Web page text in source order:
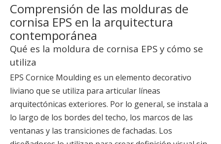
Comprensión de las molduras de
cornisa EPS en la arquitectura
contemporánea
Qué es la moldura de cornisa EPS y cómo se
utiliza
EPS Cornice Moulding es un elemento decorativo
liviano que se utiliza para articular líneas
arquitectónicas exteriores. Por lo general, se instala a
lo largo de los bordes del techo, los marcos de las
ventanas y las transiciones de fachadas. Los